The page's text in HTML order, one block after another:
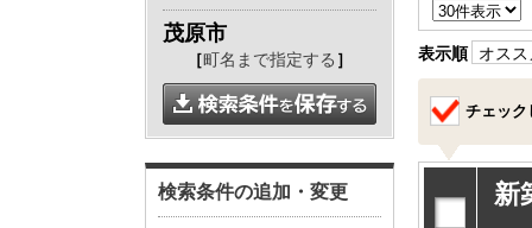
表示順 オス
チェック
新
茂原市
［町名まで指定する ］
検索条件の追加・変更
千葉本店
松戸支店
成田支店
東京支店
神奈川支店
千葉本店
松戸支店
成田支店
木更津支店
東京支店
神奈川支店